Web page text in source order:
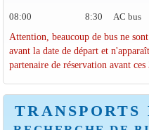
08:00 8:30 AC bus
Attention, beaucoup de bus ne
avant la date de départ et
partenaire de réservation avant ces